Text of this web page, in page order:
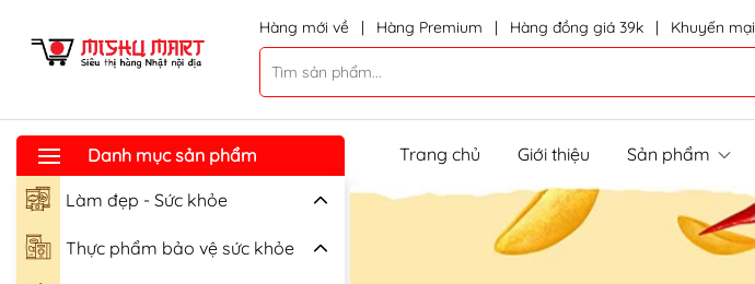
Hàng mới về | Hàng Premium | Hàng đồng giá 39k | Khuyến mại
Danh mục sản phẩm
Làm đẹp - Sức khỏe
Thực phẩm bảo vệ sức khỏe
Trang chủ Giới thiệu Sản phẩm